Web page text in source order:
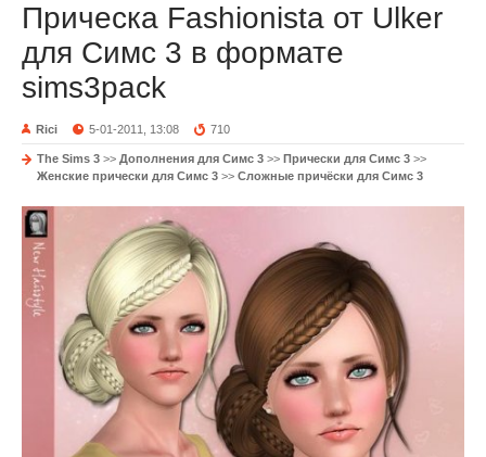
Прическа Fashionista от Ulker
для Симс 3 в формате
sims3pack
Rici 5-01-2011, 13:08 710
The Sims 3 >> Дополнения для Симс 3 >> Прически для Симс 3 >>
Женские прически для Симс 3 >> Сложные причёски для Симс 3